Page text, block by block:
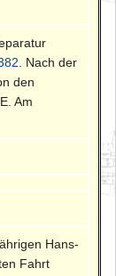
. Nach der
den
Am
Hans-
Fahrt